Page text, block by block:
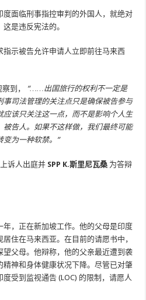
面临刑事指控审判的外国人，就绝对
是违反宪法的。
示被告允许申请人立即前往马来西
察到， “……出国旅行的权利不一定是
事司法管理​​的关注点只是确保被告参与
应该只关注这一点，而不是影响个人生
被告人。如果不这样做，我们最终可能
变为一种软禁。”
诉人出庭并 SPP K.斯里尼瓦桑 为答辩
年，正在新加坡工作。他的父母是印度
住在马来西亚。在目前的请愿书中，
父母。他辩称，他的父亲最近遭到袭
神和身体健康状况下降。尽管已对肇
受到监视通告 (LOC) 的限制，请愿人